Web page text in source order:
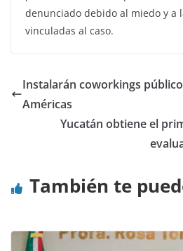
denunciado debido al miedo y a
vinculadas al caso.
Instalarán coworkings
Américas
Yucatán obtiene el
También te